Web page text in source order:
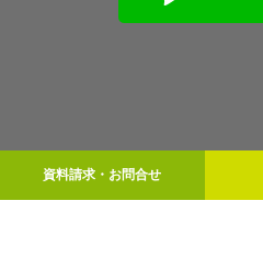
資料請求・お問合せ